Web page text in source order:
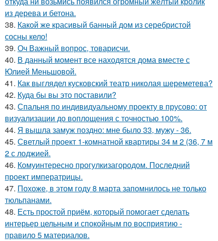
из дерева и бетона.
38. Какой же красивый банный дом из серебристой
сосны кело!
39. Оч Важный вопрос, товарисчи.
40. В данный момент все находятся дома вместе с
Юлией Меньшовой.
41. Как выглядел кусковский театр николая шереметева?
42. Куда бы вы это поставили?
43. Спальня по индивидуальному проекту в прусово: от
визуализации до воплощения с точностью 100%.
44. Я вышла замуж поздно: мне было 33, мужу - 36.
45. Светлый проект 1-комнатной квартиры 34 м 2 (36, 7 м
2 с лоджией.
46. Комуинтересно прогулкизагородом. Последний
проект императрицы.
47. Похоже, в этом году 8 марта запомнилось не только
тюльпанами.
48. Есть простой приём, который помогает сделать
интерьер цельным и спокойным по восприятию -
правило 5 материалов.